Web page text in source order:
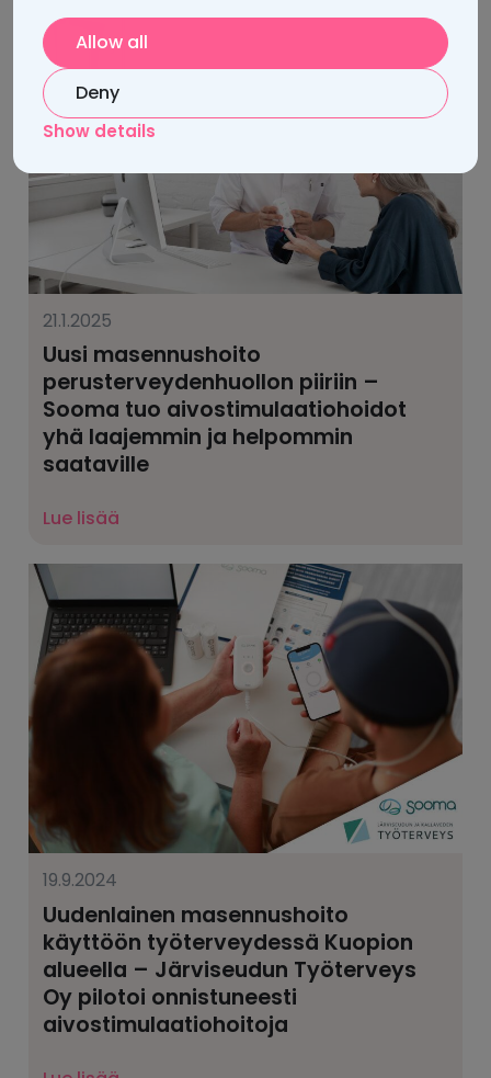
Allow all
Deny
Show details
21.1.2025
Uusi masennushoito
perusterveydenhuollon piiriin –
Sooma tuo aivostimulaatio­hoidot
yhä laajemmin ja helpommin
saataville
Lue lisää
19.9.2024
Uudenlainen masennushoito
käyttöön työterveydessä Kuopion
alueella – Järviseudun Työterveys
Oy pilotoi onnistuneesti
aivostimulaatio­hoitoja